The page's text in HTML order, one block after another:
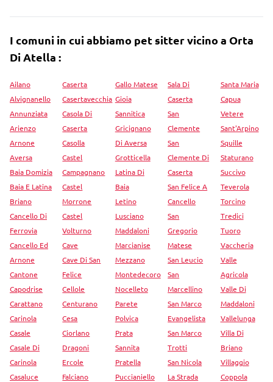
I comuni in cui abbiamo pet sitter vicino a Orta
Di Atella :
Ailano
Alvignanello
Annunziata
Arienzo
Arnone
Aversa
Baia Domizia
Baia E Latina
Briano
Cancello Di
Ferrovia
Cancello Ed
Arnone
Cantone
Capodrise
Carattano
Carinola
Casale
Casale Di
Carinola
Casaluce
Caserta
Casertavecchia
Casola Di
Caserta
Casolla
Castel
Campagnano
Castel
Morrone
Castel
Volturno
Cave
Cave Di San
Felice
Cellole
Centurano
Cesa
Ciorlano
Dragoni
Ercole
Falciano
Gallo Matese
Gioia
Sannitica
Gricignano
Di Aversa
Grotticella
Latina Di
Baia
Letino
Lusciano
Maddaloni
Marcianise
Mezzano
Montedecoro
Nocelleto
Parete
Polvica
Prata
Sannita
Pratella
Puccianiello
Sala Di
Caserta
San
Clemente
San
Clemente Di
Caserta
San Felice A
Cancello
San
Gregorio
Matese
San Leucio
San
Marcellino
San Marco
Evangelista
San Marco
Trotti
San Nicola
La Strada
Santa Maria
Capua
Vetere
Sant'Arpino
Squille
Staturano
Succivo
Teverola
Torcino
Tredici
Tuoro
Vaccheria
Valle
Agricola
Valle Di
Maddaloni
Vallelunga
Villa Di
Briano
Villaggio
Coppola